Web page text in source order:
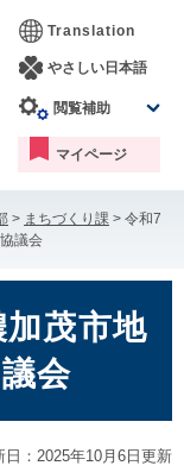
Translation
やさしい日本語
閲覧補助
マイページ
> まちづくり課 > 令和7
議会
茂市地
会
日：2025年10月6日更新